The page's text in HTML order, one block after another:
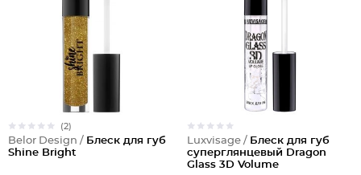
(2)
Belor Design / Блеск для губ
Shine Bright
Luxvisage / Блеск для губ
суперглянцевый Dragon
Glass 3D Volume